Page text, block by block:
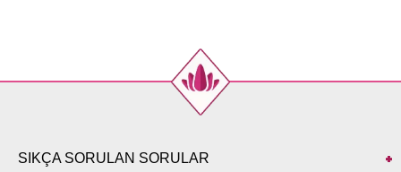
ETEK BEDEN ÖLÇÜLERİ
44
SIKÇA SORULAN SORULAR